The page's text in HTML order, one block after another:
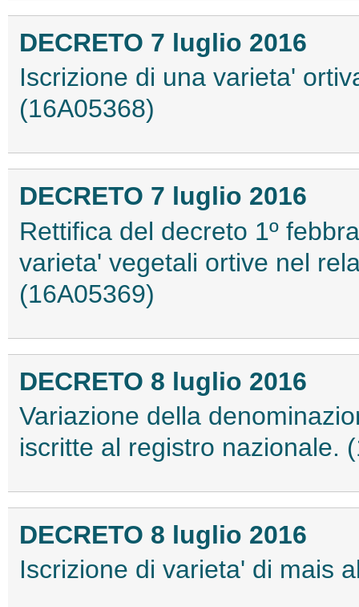
DECRETO 7 luglio 2016
Iscrizione di una varieta'
(16A05368)
DECRETO 7 luglio 2016
Rettifica del decreto 1º
varieta' vegetali ortive nel
(16A05369)
DECRETO 8 luglio 2016
Variazione della
iscritte al registro nazionale.
DECRETO 8 luglio 2016
Iscrizione di varieta' di mais